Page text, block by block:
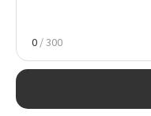
0 / 300